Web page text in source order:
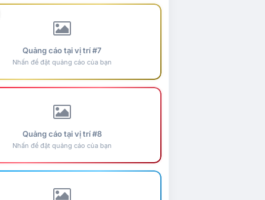
Quảng cáo tại vị trí #7
Nhấn để đặt quảng cáo của bạn
Quảng cáo tại vị trí #8
Nhấn để đặt quảng cáo của bạn